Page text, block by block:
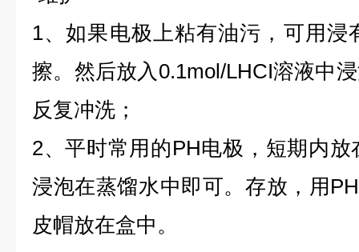
1、如果电极上粘有油污，可用浸
擦。然后放入0.1mol/LHCI溶液中
反复冲洗；
2、平时常用的PH电极，短期内
浸泡在蒸馏水中即可。存放，用
皮帽放在盒中。